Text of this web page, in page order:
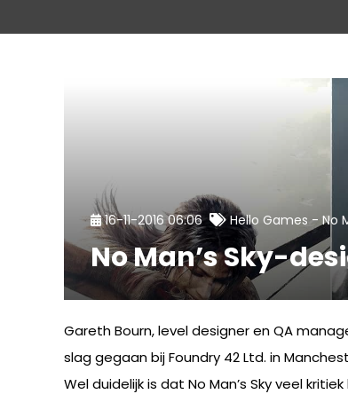
16-11-2016 06:06 Hello Games - No
No Man’s Sky-
Gareth Bourn, level designer en QA
slag gegaan bij Foundry 42 Ltd. in
Wel duidelijk is dat No Man’s Sky veel